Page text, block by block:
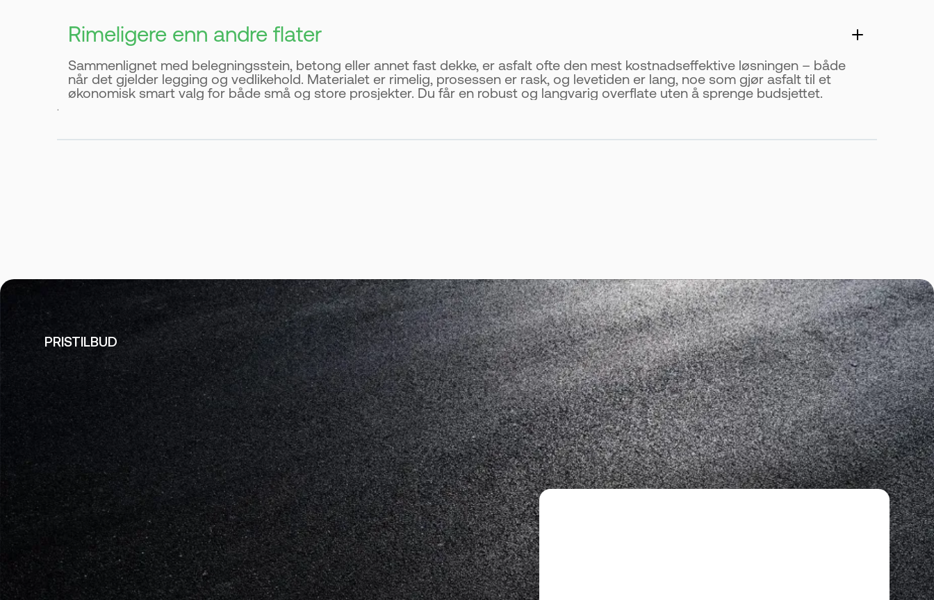
Rimeligere enn andre flater
Sammenlignet med belegningsstein, betong eller annet fast dekke, er asfalt ofte den mest kostnadseffektive løsningen – både
når det gjelder legging og vedlikehold. Materialet er rimelig, prosessen er rask, og levetiden er lang, noe som gjør asfalt til et
økonomisk smart valg for både små og store prosjekter. Du får en robust og langvarig overflate uten å sprenge budsjettet.
.
PRISTILBUD